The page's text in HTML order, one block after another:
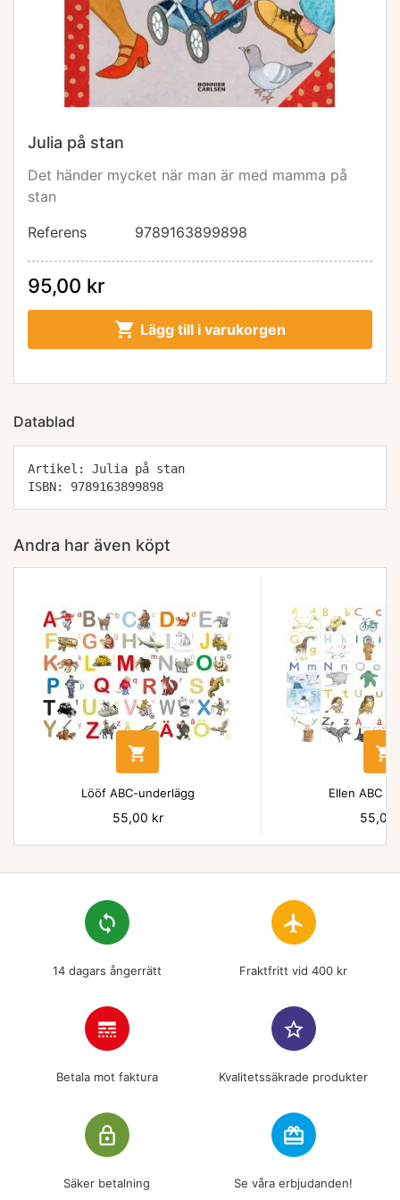
Julia på stan
Det händer mycket när man är med mamma på
stan
Referens
9789163899898
95,00 kr
 Lägg till i varukorgen
Datablad
Artikel: Julia på stan
ISBN: 9789163899898
Andra har även köpt

Lööf ABC-underlägg
Pris
55,00 kr

Ellen ABC
Pris
55,00
loop
14 dagars ångerrätt
flight
Fraktfritt vid 400 kr
line_style
Betala mot faktura
star_border
Kvalitetssäkrade produkter
lock_outline
Säker betalning
redeem
Se våra erbjudanden!